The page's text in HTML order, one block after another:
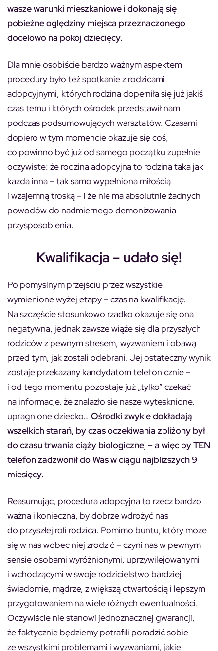
wasze warunki mieszkaniowe i dokonają się
pobieżne oględziny miejsca przeznaczonego
docelowo na pokój dziecięcy.
Dla mnie osobiście bardzo ważnym aspektem
procedury było też spotkanie z rodzicami
adopcyjnymi, których rodzina dopełniła się już jakiś
czas temu i których ośrodek przedstawił nam
podczas podsumowujących warsztatów. Czasami
dopiero w tym momencie okazuje się coś,
co powinno być już od samego początku zupełnie
oczywiste: że rodzina adopcyjna to rodzina taka jak
każda inna – tak samo wypełniona miłością
i wzajemną troską – i że nie ma absolutnie żadnych
powodów do nadmiernego demonizowania
przysposobienia.
Kwalifikacja – udało się!
Po pomyślnym przejściu przez wszystkie
wymienione wyżej etapy – czas na kwalifikację.
Na szczęście stosunkowo rzadko okazuje się ona
negatywna, jednak zawsze wiąże się dla przyszłych
rodziców z pewnym stresem, wyzwaniem i obawą
przed tym, jak zostali odebrani. Jej ostateczny wynik
zostaje przekazany kandydatom telefonicznie –
i od tego momentu pozostaje już „tylko” czekać
na informację, że znalazło się nasze wytęsknione,
upragnione dziecko… Ośrodki zwykle dokładają
wszelkich starań, by czas oczekiwania zbliżony był
do czasu trwania ciąży biologicznej – a więc by TEN
telefon zadzwonił do Was w ciągu najbliższych 9
miesięcy.
Reasumując, procedura adopcyjna to rzecz bardzo
ważna i konieczna, by dobrze wdrożyć nas
do przyszłej roli rodzica. Pomimo buntu, który może
się w nas wobec niej zrodzić – czyni nas w pewnym
sensie osobami wyróżnionymi, uprzywilejowanymi
i wchodzącymi w swoje rodzicielstwo bardziej
świadomie, mądrze, z większą otwartością i lepszym
przygotowaniem na wiele różnych ewentualności.
Oczywiście nie stanowi jednoznacznej gwarancji,
że faktycznie będziemy potrafili poradzić sobie
ze wszystkimi problemami i wyzwaniami, jakie